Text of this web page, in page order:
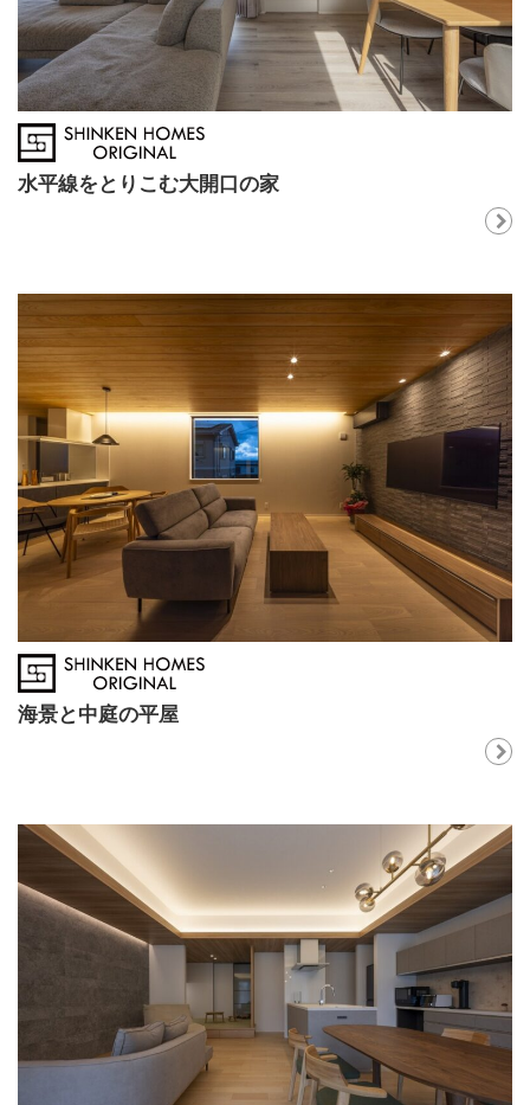
水平線をとりこむ大開口の家
海景と中庭の平屋